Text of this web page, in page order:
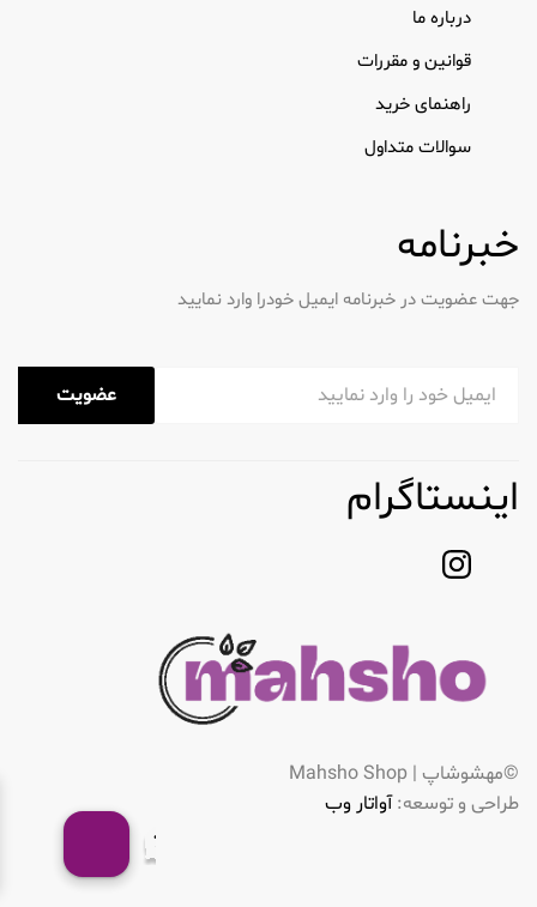
درباره ما
قوانین و مقررات
راهنمای خرید
سوالات متداول
خبرنامه
جهت عضویت در خبرنامه ایمیل خودرا وارد نمایید
عضویت
اینستاگرام
©مهشوشاپ | Mahsho Shop
طراحی و توسعه:آواتار وب